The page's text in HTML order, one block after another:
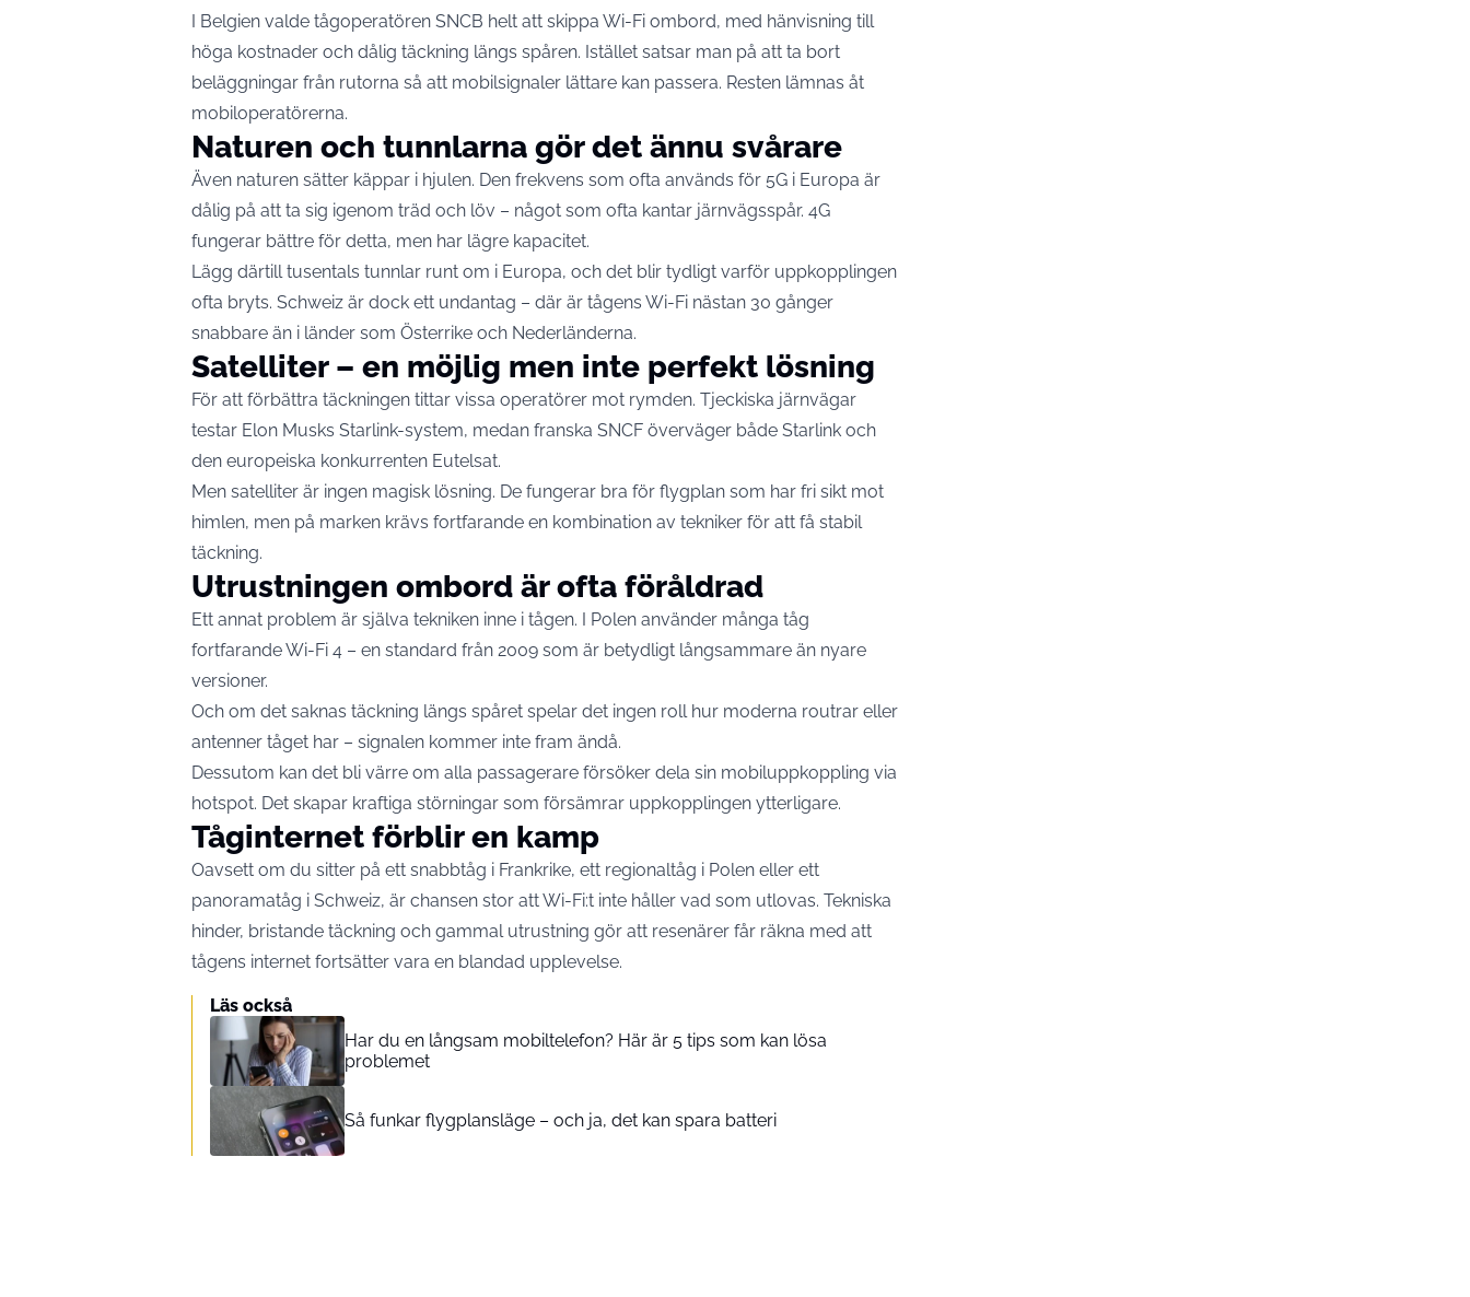
I Belgien valde tågoperatören SNCB helt att skippa Wi-Fi ombord, med hänvisning till
höga kostnader och dålig täckning längs spåren. Istället satsar man på att ta bort
beläggningar från rutorna så att mobilsignaler lättare kan passera. Resten lämnas åt
mobiloperatörerna.
Naturen och tunnlarna gör det ännu svårare
Även naturen sätter käppar i hjulen. Den frekvens som ofta används för 5G i Europa är
dålig på att ta sig igenom träd och löv – något som ofta kantar järnvägsspår. 4G
fungerar bättre för detta, men har lägre kapacitet.
Lägg därtill tusentals tunnlar runt om i Europa, och det blir tydligt varför uppkopplingen
ofta bryts. Schweiz är dock ett undantag – där är tågens Wi-Fi nästan 30 gånger
snabbare än i länder som Österrike och Nederländerna.
Satelliter – en möjlig men inte perfekt lösning
För att förbättra täckningen tittar vissa operatörer mot rymden. Tjeckiska järnvägar
testar Elon Musks Starlink-system, medan franska SNCF överväger både Starlink och
den europeiska konkurrenten Eutelsat.
Men satelliter är ingen magisk lösning. De fungerar bra för flygplan som har fri sikt mot
himlen, men på marken krävs fortfarande en kombination av tekniker för att få stabil
täckning.
Utrustningen ombord är ofta föråldrad
Ett annat problem är själva tekniken inne i tågen. I Polen använder många tåg
fortfarande Wi-Fi 4 – en standard från 2009 som är betydligt långsammare än nyare
versioner.
Och om det saknas täckning längs spåret spelar det ingen roll hur moderna routrar eller
antenner tåget har – signalen kommer inte fram ändå.
Dessutom kan det bli värre om alla passagerare försöker dela sin mobiluppkoppling via
hotspot. Det skapar kraftiga störningar som försämrar uppkopplingen ytterligare.
Tåginternet förblir en kamp
Oavsett om du sitter på ett snabbtåg i Frankrike, ett regionaltåg i Polen eller ett
panoramatåg i Schweiz, är chansen stor att Wi-Fi:t inte håller vad som utlovas. Tekniska
hinder, bristande täckning och gammal utrustning gör att resenärer får räkna med att
tågens internet fortsätter vara en blandad upplevelse.
Läs också
Har du en långsam mobiltelefon? Här är 5 tips som kan lösa
problemet
Så funkar flygplansläge – och ja, det kan spara batteri